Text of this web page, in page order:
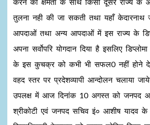
तुलना नही की जा सकती तथा यहाँ केदारनाथ
आपदाओं तथा अन्य आपदाओं में इस राज्य के
अपना सर्वोपरि योगदान दिया है इसलिए
के इस कुचक्र को कभी भी सफल0 नहीं होने
वहद स्तर पर प्रदेशव्यापी आन्दोलन चलाया
उपलक्ष में आज दिनांक 10 अगस्त को जनपद
श्रीकोटी एवं जनपद सचिव इं० आशीष यादव के